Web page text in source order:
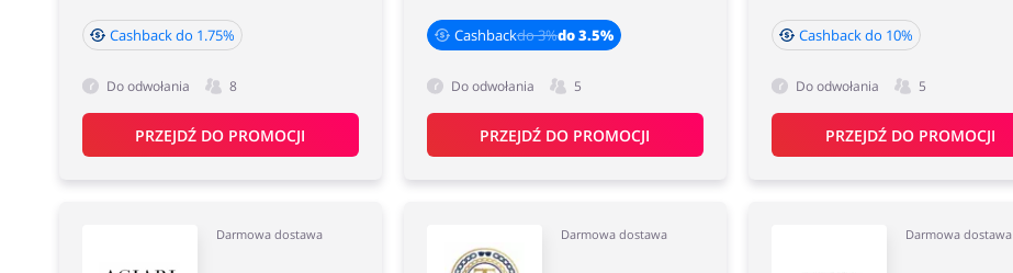
Cashback do 1.75%
Do odwołania 8
PRZEJDŹ DO PROMOCJI
Cashbackdo 3%do 3.5%
Do odwołania 5
PRZEJDŹ DO PROMOCJI
Cashback do 10%
Do odwołania 5
PRZEJDŹ DO PROMOCJI
Darmowa dostawa Darmowa dostawa Darmowa dostawa